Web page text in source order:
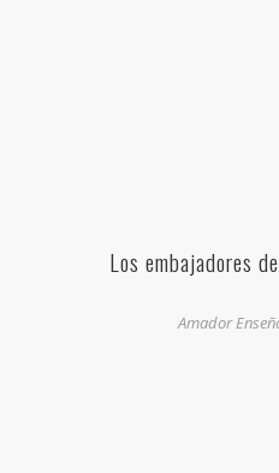
Los embajadores
Amador